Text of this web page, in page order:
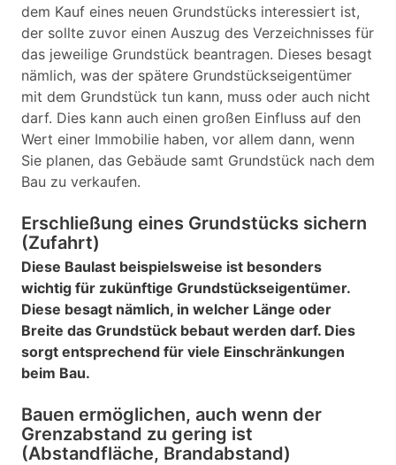
dem Kauf eines neuen Grundstücks interessiert ist,
der sollte zuvor einen Auszug des Verzeichnisses für
das jeweilige Grundstück beantragen. Dieses besagt
nämlich, was der spätere Grundstückseigentümer
mit dem Grundstück tun kann, muss oder auch nicht
darf. Dies kann auch einen großen Einfluss auf den
Wert einer Immobilie haben, vor allem dann, wenn
Sie planen, das Gebäude samt Grundstück nach dem
Bau zu verkaufen.
Erschließung eines Grundstücks sichern
(Zufahrt)
Diese Baulast beispielsweise ist besonders
wichtig für zukünftige Grundstückseigentümer.
Diese besagt nämlich, in welcher Länge oder
Breite das Grundstück bebaut werden darf. Dies
sorgt entsprechend für viele Einschränkungen
beim Bau.
Bauen ermöglichen, auch wenn der
Grenzabstand zu gering ist
(Abstandfläche, Brandabstand)